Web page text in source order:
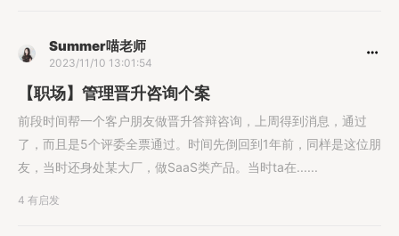
Summer喵老师
2023/11/10 13:01:54
【职场】管理晋升咨询个案
前段时间帮一个客户朋友做晋升答辩咨询，上周得到消息，通过
了，而且是5个评委全票通过。时间先倒回到1年前，同样是这位朋
友，当时还身处某大厂，做SaaS类产品。当时ta在......
4 有启发